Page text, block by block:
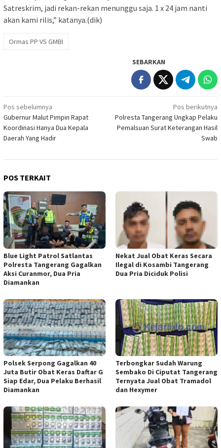
Satreskrim, jadi rekan-rekan menunggu saja. 1 x 24 jam nanti
akan kami rilis,” katanya.(dik)
Ormas PP VS GMBI
SEBARKAN
Navigasi
pos
Pos sebelumnya
Gubernur Malut Pimpin Rapat
Koordinasi Hanya Dua Kepala
Daerah Yang Hadir
Pos berikutnya
Polresta Tangerang Ungkap Pelaku
Pemalsuan Surat Keterangan Hasil
Swab
POS TERKAIT
Blue Light Patrol Satlantas
Polresta Tangerang Gagalkan
Aksi Curanmor, Dua Pria
Diamankan
Nekat Jual Obat Keras Secara
Ilegal di Kosambi Tangerang
Dua Pria Diciduk Polisi
Polsek Serpong Gagalkan 40
Juta Butir Obat Keras Daftar G
Siap Edar, Dua Pelaku Berhasil
Diamankan
Terbongkar Sudah Warung
Sembako Di Ciputat Tangerang
Ternyata Jual Obat Tramadol
dan Hexymer